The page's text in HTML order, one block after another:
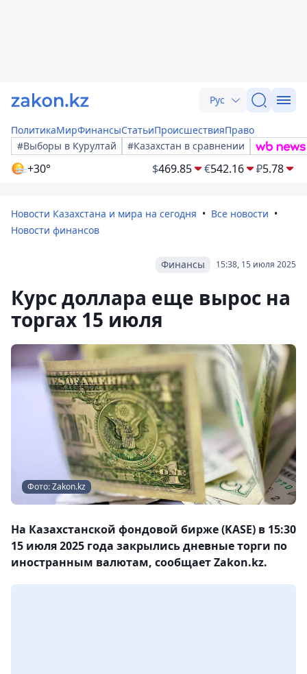
Рус
ПолитикаМирФинансыСтатьиПроисшествияПраво
#Выборы в Курултай
#Казахстан в сравнении
+30° $469.85 €542.16 ₽5.78
Новости Казахстана и мира на сегодня
Все новости
Новости финансов
15:38, 15 июля 2025
Финансы
Курс доллара еще вырос на
торгах 15 июля
Фото: Zakon.kz
На Казахстанской фондовой бирже (KASE) в 15:30
15 июля 2025 года закрылись дневные торги по
иностранным валютам, сообщает Zakon.kz.